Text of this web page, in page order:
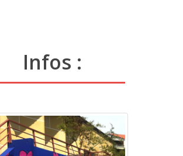
Infos :